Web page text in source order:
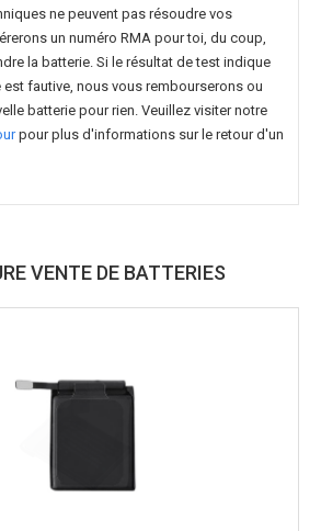
ne peuvent pas résoudre vos
un numéro RMA pour toi, du coup,
la batterie. Si le résultat de test indique
est fautive, nous vous rembourserons ou
batterie pour rien. Veuillez visiter notre
pour plus d'informations sur le retour d'un
VENTE DE BATTERIES